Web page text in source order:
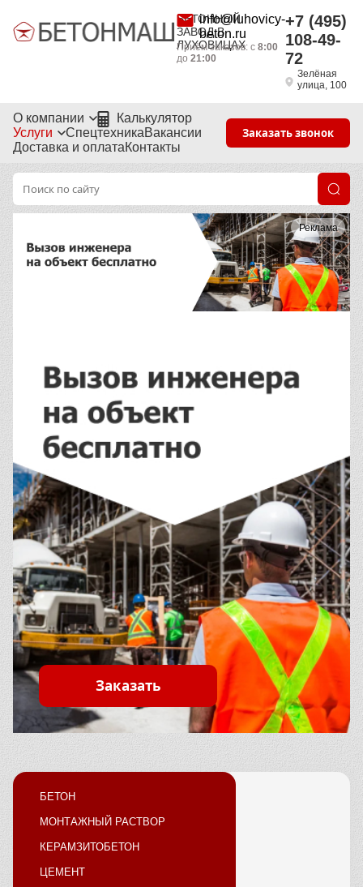
БЕТОННЫЙ
ЗАВОД В
ЛУХОВИЦАХ
info@luhovicy-
beton.ru
Приём заказов: с 8:00
до 21:00
+7 (495)
108-49-
72
Зелёная
улица, 100
О компании
Калькулятор
Услуги
СпецтехникаВакансии
Доставка и оплатаКонтакты
Заказать звонок
Реклама
Заказать
БЕТОН
МОНТАЖНЫЙ РАСТВОР
КЕРАМЗИТОБЕТОН
ЦЕМЕНТ